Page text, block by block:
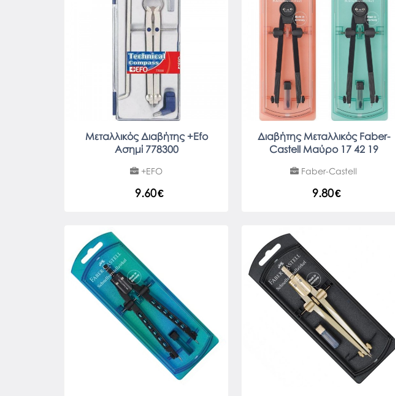
Μεταλλικός Διαβήτης +Efo
Ασημί 778300
+EFO
9.60€
Διαβήτης Μεταλλικός Faber-
Castell Μαύρο 17 42 19
Faber-Castell
9.80€